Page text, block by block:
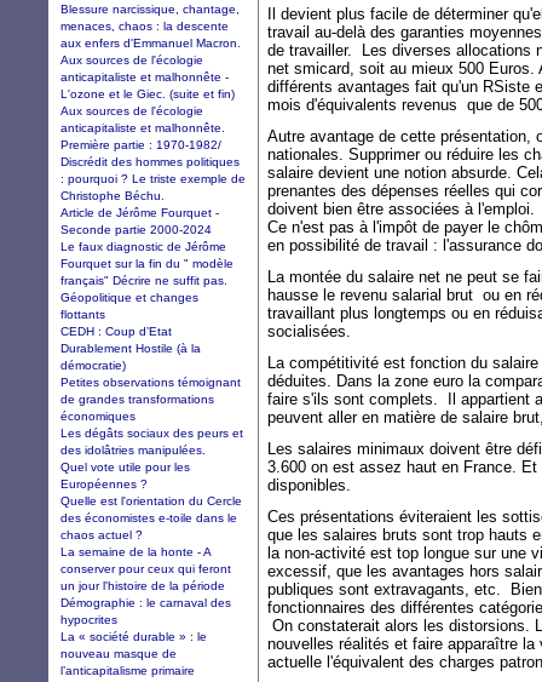
Il devient plus facile de déterminer
travail au-delà des garanties
de travailler. Les diverses allocations
net smicard, soit au mieux 500
différents avantages fait qu'un RSiste
mois d'équivalents revenus que de
Autre avantage de cette présentation,
nationales. Supprimer ou réduire les
salaire devient une notion absurde.
prenantes des dépenses réelles qui
doivent bien être associées à
Ce n'est pas à l'impôt de payer le
en possibilité de travail : l'assurance
La montée du salaire net ne peut se
hausse le revenu salarial brut ou en
travaillant plus longtemps ou en
socialisées.
La compétitivité est fonction du
déduites. Dans la zone euro la
faire s'ils sont complets. Il appartient
peuvent aller en matière de salaire
Les salaires minimaux doivent être
3.600 on est assez haut en France.
disponibles.
Ces présentations éviteraient les
que les salaires bruts sont trop hauts
la non-activité est top longue sur une
excessif, que les avantages hors
publiques sont extravagants, etc.
fonctionnaires des différentes
On constaterait alors les distorsions.
nouvelles réalités et faire apparaître
actuelle l'équivalent des charges
Blessure narcissique, chantage,
menaces, chaos : la descente
aux enfers d'Emmanuel Macron.
Aux sources de l'écologie
anticapitaliste et malhonnête -
L'ozone et le Giec. (suite et fin)
Aux sources de l'écologie
anticapitaliste et malhonnête.
Première partie : 1970-1982/
Discrédit des hommes politiques
: pourquoi ? Le triste exemple de
Christophe Béchu.
Article de Jérôme Fourquet -
Seconde partie 2000-2024
Le faux diagnostic de Jérôme
Fourquet sur la fin du " modèle
français" Décrire ne suffit pas.
Géopolitique et changes
flottants
CEDH : Coup d’Etat
Durablement Hostile (à la
démocratie)
Petites observations témoignant
de grandes transformations
économiques
Les dégâts sociaux des peurs et
des idolâtries manipulées.
Quel vote utile pour les
Européennes ?
Quelle est l'orientation du Cercle
des économistes e-toile dans le
chaos actuel ?
La semaine de la honte - A
conserver pour ceux qui feront
un jour l'histoire de la période
Démographie : le carnaval des
hypocrites
La « société durable » : le
nouveau masque de
l’anticapitalisme primaire